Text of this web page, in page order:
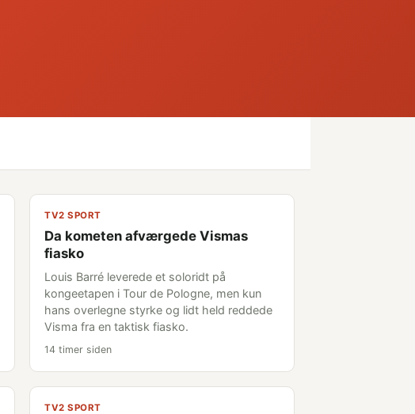
TV2 SPORT
Da kometen afværgede Vismas
fiasko
Louis Barré leverede et soloridt på
kongeetapen i Tour de Pologne, men kun
hans overlegne styrke og lidt held reddede
Visma fra en taktisk fiasko.
14 timer siden
TV2 SPORT